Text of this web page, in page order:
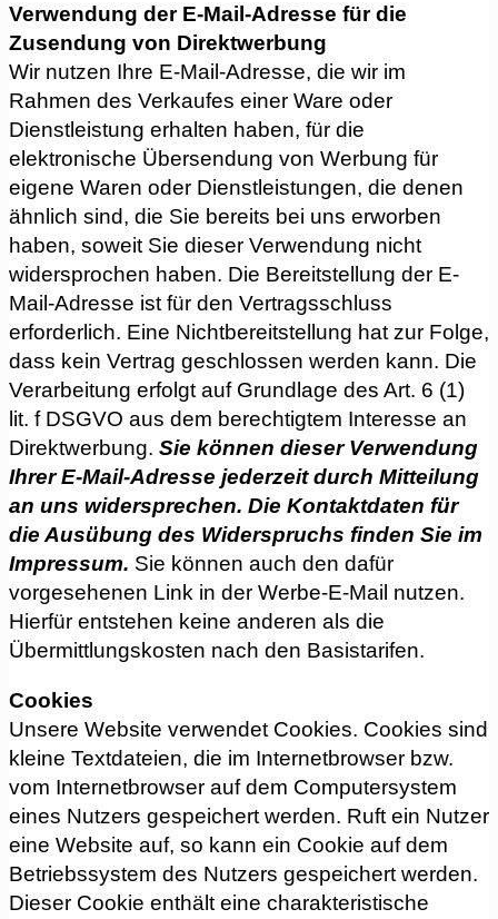
Verwendung der E-Mail-Adresse für die
Zusendung von Direktwerbung
Wir nutzen Ihre E-Mail-Adresse, die wir im
Rahmen des Verkaufes einer Ware oder
Dienstleistung erhalten haben, für die
elektronische Übersendung von Werbung für
eigene Waren oder Dienstleistungen, die denen
ähnlich sind, die Sie bereits bei uns erworben
haben, soweit Sie dieser Verwendung nicht
widersprochen haben. Die Bereitstellung der E-
Mail-Adresse ist für den Vertragsschluss
erforderlich. Eine Nichtbereitstellung hat zur Folge,
dass kein Vertrag geschlossen werden kann. Die
Verarbeitung erfolgt auf Grundlage des Art. 6 (1)
lit. f DSGVO aus dem berechtigtem Interesse an
Direktwerbung. Sie können dieser Verwendung
Ihrer E-Mail-Adresse jederzeit durch Mitteilung
an uns widersprechen. Die Kontaktdaten für
die Ausübung des Widerspruchs finden Sie im
Impressum. Sie können auch den dafür
vorgesehenen Link in der Werbe-E-Mail nutzen.
Hierfür entstehen keine anderen als die
Übermittlungskosten nach den Basistarifen.
Cookies
Unsere Website verwendet Cookies. Cookies sind
kleine Textdateien, die im Internetbrowser bzw.
vom Internetbrowser auf dem Computersystem
eines Nutzers gespeichert werden. Ruft ein Nutzer
eine Website auf, so kann ein Cookie auf dem
Betriebssystem des Nutzers gespeichert werden.
Dieser Cookie enthält eine charakteristische